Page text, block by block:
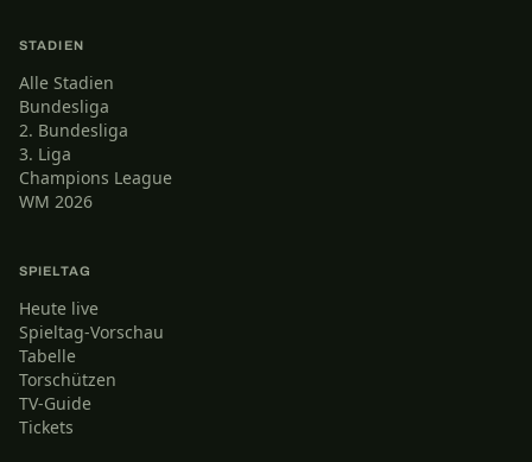
STADIEN
Alle Stadien
Bundesliga
2. Bundesliga
3. Liga
Champions League
WM 2026
SPIELTAG
Heute live
Spieltag-Vorschau
Tabelle
Torschützen
TV-Guide
Tickets